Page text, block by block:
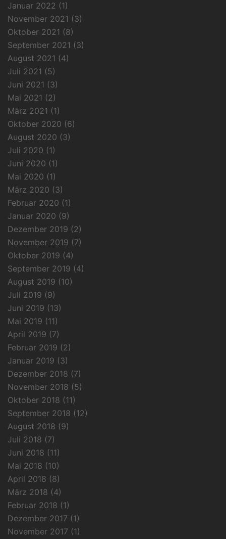
Januar 2022 (1)
November 2021 (3)
Oktober 2021 (8)
September 2021 (3)
August 2021 (4)
Juli 2021 (5)
Juni 2021 (3)
Mai 2021 (2)
März 2021 (1)
Oktober 2020 (6)
August 2020 (3)
Juli 2020 (1)
Juni 2020 (1)
Mai 2020 (1)
März 2020 (3)
Februar 2020 (1)
Januar 2020 (9)
Dezember 2019 (2)
November 2019 (7)
Oktober 2019 (4)
September 2019 (4)
August 2019 (10)
Juli 2019 (9)
Juni 2019 (13)
Mai 2019 (11)
April 2019 (7)
Februar 2019 (2)
Januar 2019 (3)
Dezember 2018 (7)
November 2018 (5)
Oktober 2018 (11)
September 2018 (12)
August 2018 (9)
Juli 2018 (7)
Juni 2018 (11)
Mai 2018 (10)
April 2018 (8)
März 2018 (4)
Februar 2018 (1)
Dezember 2017 (1)
November 2017 (1)